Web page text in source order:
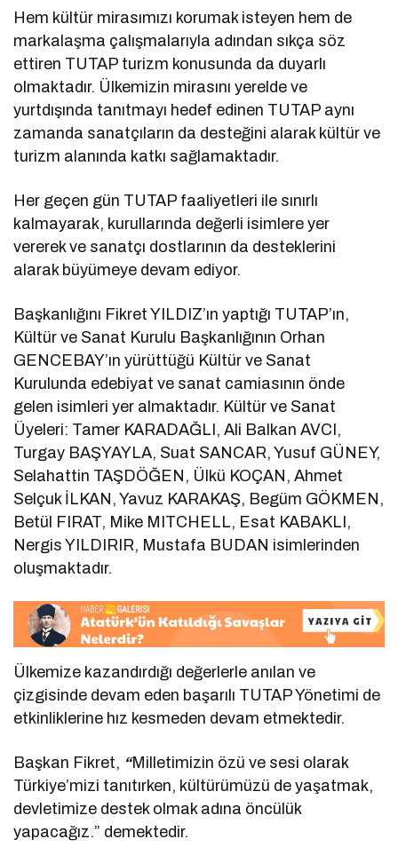
Hem kültür mirasımızı korumak isteyen hem de
markalaşma çalışmalarıyla adından sıkça söz
ettiren TUTAP turizm konusunda da duyarlı
olmaktadır. Ülkemizin mirasını yerelde ve
yurtdışında tanıtmayı hedef edinen TUTAP aynı
zamanda sanatçıların da desteğini alarak kültür ve
turizm alanında katkı sağlamaktadır.
Her geçen gün TUTAP faaliyetleri ile sınırlı
kalmayarak, kurullarında değerli isimlere yer
vererek ve sanatçı dostlarının da desteklerini
alarak büyümeye devam ediyor.
Başkanlığını Fikret YILDIZ’ın yaptığı TUTAP’ın,
Kültür ve Sanat Kurulu Başkanlığının Orhan
GENCEBAY’ın yürüttüğü Kültür ve Sanat
Kurulunda edebiyat ve sanat camiasının önde
gelen isimleri yer almaktadır. Kültür ve Sanat
Üyeleri: Tamer KARADAĞLI, Ali Balkan AVCI,
Turgay BAŞYAYLA, Suat SANCAR, Yusuf GÜNEY,
Selahattin TAŞDÖĞEN, Ülkü KOÇAN, Ahmet
Selçuk İLKAN, Yavuz KARAKAŞ, Begüm GÖKMEN,
Betül FIRAT, Mike MITCHELL, Esat KABAKLI,
Nergis YILDIRIR, Mustafa BUDAN isimlerinden
oluşmaktadır.
Ülkemize kazandırdığı değerlerle anılan ve
çizgisinde devam eden başarılı TUTAP Yönetimi de
etkinliklerine hız kesmeden devam etmektedir.
Başkan Fikret, “Milletimizin özü ve sesi olarak
Türkiye’mizi tanıtırken, kültürümüzü de yaşatmak,
devletimize destek olmak adına öncülük
yapacağız.” demektedir.